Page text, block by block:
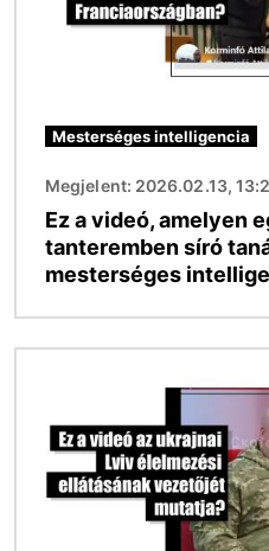
Mesterséges intelligencia
Megjelent: 2026.02.13,
Ez a videó, amelyen
tanteremben síró
mesterséges